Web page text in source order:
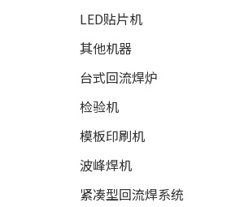
LED贴片机
其他机器
台式回流焊炉
检验机
模板印刷机
波峰焊机
紧凑型回流焊系统